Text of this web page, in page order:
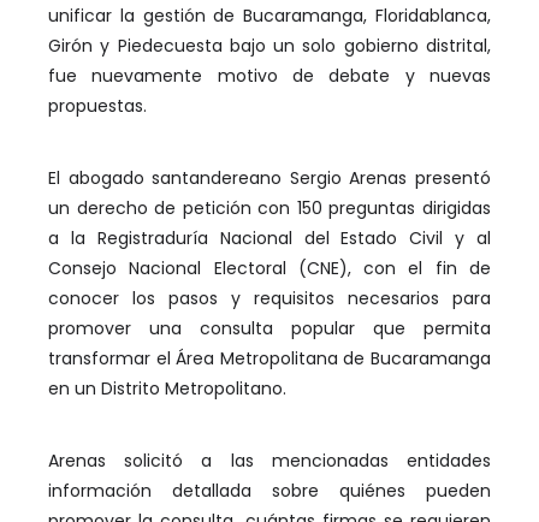
unificar la gestión de Bucaramanga, Floridablanca,
Girón y Piedecuesta bajo un solo gobierno distrital,
fue nuevamente motivo de debate y nuevas
propuestas.
El abogado santandereano Sergio Arenas presentó
un derecho de petición con 150 preguntas dirigidas
a la Registraduría Nacional del Estado Civil y al
Consejo Nacional Electoral (CNE), con el fin de
conocer los pasos y requisitos necesarios para
promover una consulta popular que permita
transformar el Área Metropolitana de Bucaramanga
en un Distrito Metropolitano.
Arenas solicitó a las mencionadas entidades
información detallada sobre quiénes pueden